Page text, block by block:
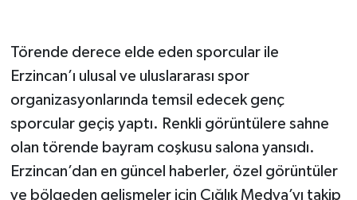
Törende derece elde eden sporcular ile
Erzincan’ı ulusal ve uluslararası spor
organizasyonlarında temsil edecek genç
sporcular geçiş yaptı. Renkli görüntülere sahne
olan törende bayram coşkusu salona yansıdı.
Erzincan’dan en güncel haberler, özel görüntüler
ve bölgeden gelişmeler için Çığlık Medya’yı takip